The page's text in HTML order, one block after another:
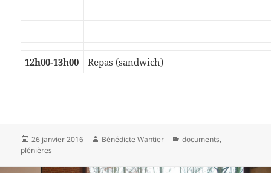
12h00-13h00 Repas (sandwich)
Publié
le
26 janvier 2016 Auteur
Bénédicte Wantier Catégories
documents,
plénières